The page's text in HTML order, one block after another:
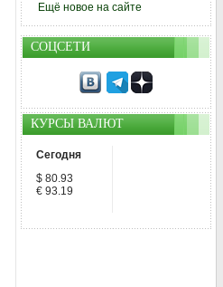
Ещё новое на сайте
СОЦСЕТИ
КУРСЫ ВАЛЮТ
Сегодня
$ 80.93
€ 93.19